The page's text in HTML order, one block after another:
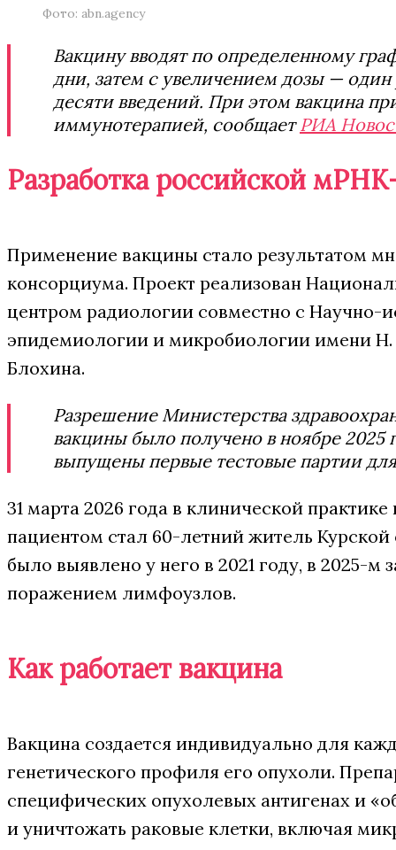
Фото: abn.agency
Вакцину вводят по определенному
дни, затем с увеличением дозы — один
десяти введений. При этом вакцина
иммунотерапией, сообщаетРИА
Разработка российской
Применение вакцины стало результатом
консорциума. Проект реализован
центром радиологии совместно с Научно-
эпидемиологии и микробиологии имени
Блохина.
Разрешение Министерства
вакцины было получено в ноябре 2025
выпущены первые тестовые партии
31 марта 2026 года в клинической
пациентом стал 60-летний житель
было выявлено у него в 2021 году, в 2025-
поражением лимфоузлов.
Как работает вакцина
Вакцина создается индивидуально для
генетического профиля его опухоли.
специфических опухолевых антигенах и
и уничтожать раковые клетки, включая